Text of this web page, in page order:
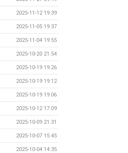
2025-11-12 19:39
2025-11-05 19:37
2025-11-04 19:55
2025-10-20 21:54
2025-10-19 19:26
2025-10-19 19:12
2025-10-19 19:06
2025-10-12 17:09
2025-10-09 21:31
2025-10-07 15:45
2025-10-04 14:35